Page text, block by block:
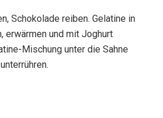
Schokolade reiben. Gelatine in
erwärmen und mit Joghurt
Mischung unter die Sahne